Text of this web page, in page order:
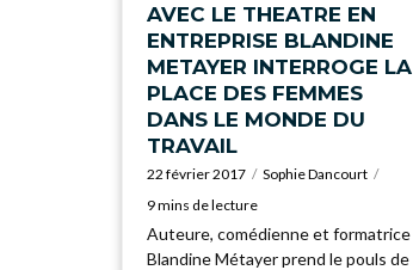
AVEC LE THEATRE EN
ENTREPRISE BLANDINE
METAYER INTERROGE LA
PLACE DES FEMMES
DANS LE MONDE DU
TRAVAIL
22 février 2017
Sophie Dancourt
9 mins de lecture
Auteure, comédienne et formatrice
Blandine Métayer prend le pouls de